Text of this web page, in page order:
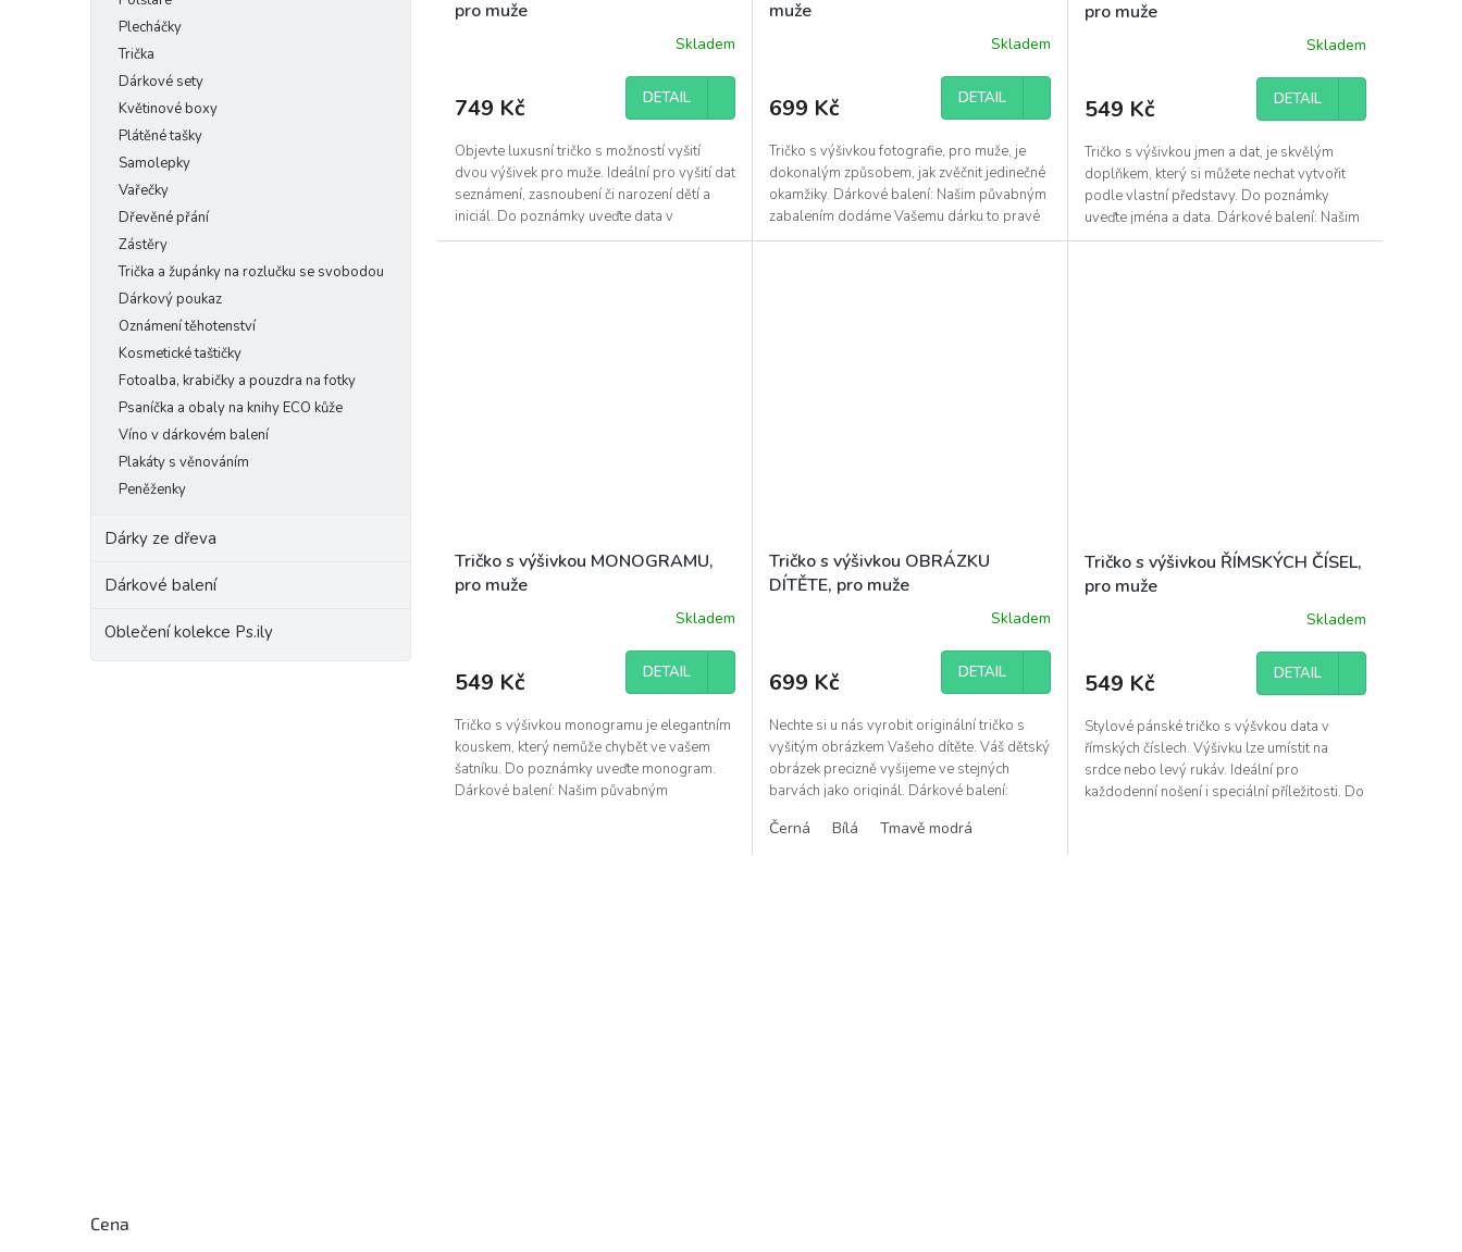
Plecháčky
Trička
Dárkové sety
Květinové boxy
Plátěné tašky
Samolepky
Vařečky
Dřevěné přání
Zástěry
Trička a župánky na rozlučku se svobodou
Dárkový poukaz
Oznámení těhotenství
Kosmetické taštičky
Fotoalba, krabičky a pouzdra na fotky
Psaníčka a obaly na knihy ECO kůže
Víno v dárkovém balení
Plakáty s věnováním
Peněženky
Dárky ze dřeva
Dárkové balení
Oblečení kolekce Ps.ily
Cena
pro muže
Skladem
749 Kč DETAIL
Objevte luxusní tričko s možností vyšití
dvou výšivek pro muže. Ideální pro vyšití dat
seznámení, zasnoubení či narození dětí a
iniciál. Do poznámky uveďte data v
podobě...
muže
Skladem
699 Kč DETAIL
Tričko s výšivkou fotografie, pro muže, je
dokonalým způsobem, jak zvěčnit jedinečné
okamžiky. Dárkové balení: Našim půvabným
zabalením dodáme Vašemu dárku to pravé
kouzlo,...
pro muže
Skladem
549 Kč DETAIL
Tričko s výšivkou jmen a dat, je skvělým
doplňkem, který si můžete nechat vytvořit
podle vlastní představy. Do poznámky
uveďte jména a data. Dárkové balení: Našim
půvabným...
Tričko s výšivkou MONOGRAMU,
pro muže
Skladem
549 Kč DETAIL
Tričko s výšivkou monogramu je elegantním
kouskem, který nemůže chybět ve vašem
šatníku. Do poznámky uveďte monogram.
Dárkové balení: Našim půvabným
Tričko s výšivkou OBRÁZKU
DÍTĚTE, pro muže
je
z
5
hvězdiček.
Skladem
699 Kč DETAIL
Nechte si u nás vyrobit originální tričko s
vyšitým obrázkem Vašeho dítěte. Váš dětský
obrázek precizně vyšijeme ve stejných
barvách jako originál. Dárkové balení:
Černá Bílá Tmavě modrá
Tričko s výšivkou ŘÍMSKÝCH ČÍSEL,
pro muže
Skladem
549 Kč DETAIL
Stylové pánské tričko s výšvkou data v
římských číslech. Výšivku lze umístit na
srdce nebo levý rukáv. Ideální pro
každodenní nošení i speciální příležitosti. Do